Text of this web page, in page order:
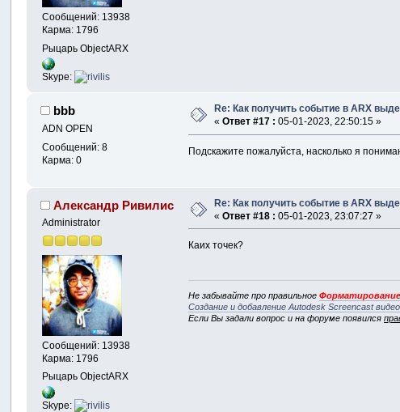
Сообщений: 13938
Карма: 1796
Рыцарь ObjectARX
Skype:
bbb
ADN OPEN
Сообщений: 8
Карма: 0
Re: Как получить событие в ARX
«Ответ #17 : 05-01-2023, 22:50:15 »
Подскажите пожалуйста, насколько я
Александр Ривилис
Administrator
Сообщений: 13938
Карма: 1796
Рыцарь ObjectARX
Skype:
Re: Как получить событие в ARX
«Ответ #18 : 05-01-2023, 23:07:27 »
Каих точек?
Не забывайте про правильное
Создание и добавление Autodesk Screencast
Если Вы задали вопрос и на форуме появился